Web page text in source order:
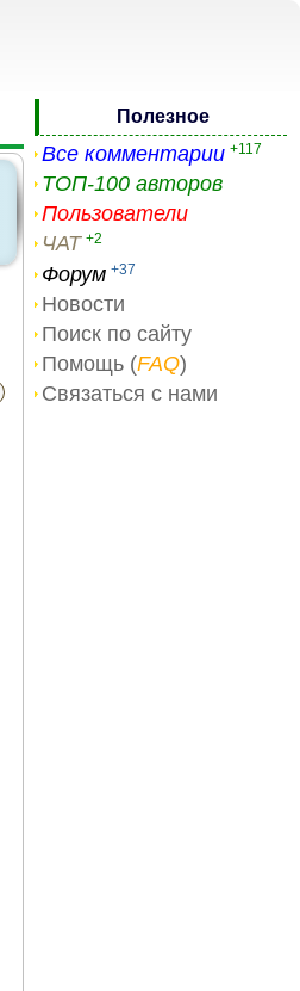
Полезное
Все комментарии +117
ТОП-100 авторов
Пользователи
ЧАТ +2
Форум +37
Новости
Поиск по сайту
Помощь (FAQ)
Связаться с нами